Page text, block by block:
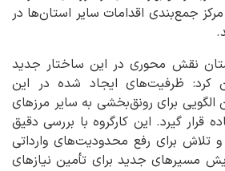
جمع‌بندی اقدامات سایر استان‌ها در
نقش محوری در این ساختار جدید
کرد: ظرفیت‌های ایجاد شده در این
الگویی برای رونق‌بخشی به سایر مرزهای
قرار گیرد. این کارگروه با بررسی دقیق
تلاش برای رفع محدودیت‌های وارداتی
مسیرهای جدید برای تأمین نیازهای